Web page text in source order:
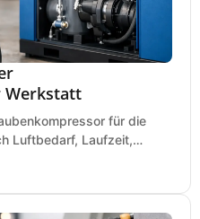
Werkstatt
für die
Luftbedarf, Laufzeit,